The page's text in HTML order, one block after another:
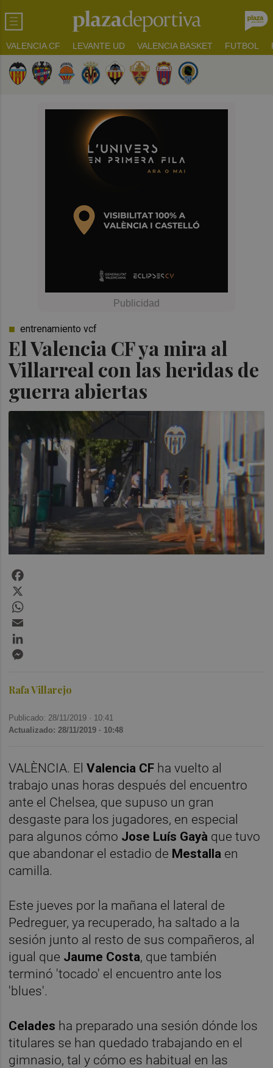
VALENCIA CF LEVANTE UD VALENCIA BASKET FUTBOL
El Valencia CF ya mira al
Villarreal con las heridas de
guerra abiertas
entrenamiento vcf
Rafa Villarejo
Publicado: 28/11/2019 · 10:41
Actualizado: 28/11/2019 · 10:48
VALÈNCIA. ElValencia CF ha vuelto al
trabajo unas horas después del encuentro
ante el Chelsea, que supuso un gran
desgaste para los jugadores, en especial
para algunos cómo Jose Luís Gayà que tuvo
que abandonar el estadio de Mestalla en
camilla.
Este jueves por la mañana el lateral de
Pedreguer, ya recuperado, ha saltado a la
sesión junto al resto de sus compañeros, al
igual que Jaume Costa, que también
terminó 'tocado' el encuentro ante los
'blues'.
Celades ha preparado una sesión dónde los
titulares se han quedado trabajando en el
gimnasio, tal y cómo es habitual en las